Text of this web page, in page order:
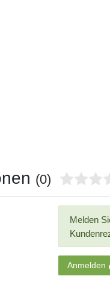
(0)
Melden
Anmelden